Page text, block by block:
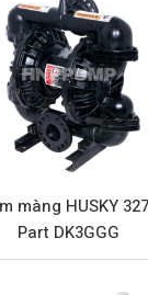
chất lỏng đa
quả.Bơm
khe nhất.
hiệu suất
Part DF4311
màng HUSKY
Part DK3GGG